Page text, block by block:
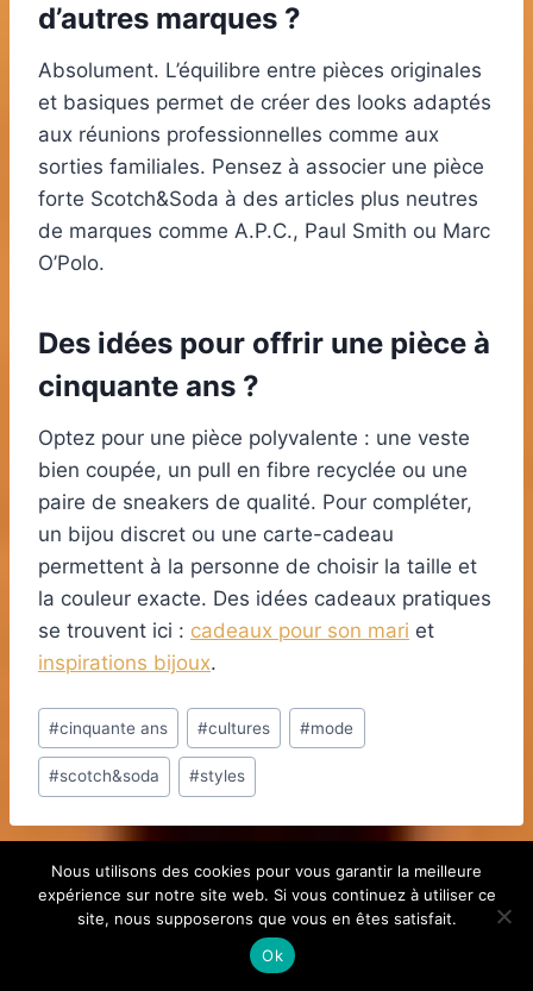
d’autres marques ?
Absolument. L’équilibre entre pièces originales
et basiques permet de créer des looks adaptés
aux réunions professionnelles comme aux
sorties familiales. Pensez à associer une pièce
forte Scotch&Soda à des articles plus neutres
de marques comme A.P.C., Paul Smith ou Marc
O’Polo.
Des idées pour offrir une pièce à
cinquante ans ?
Optez pour une pièce polyvalente : une veste
bien coupée, un pull en fibre recyclée ou une
paire de sneakers de qualité. Pour compléter,
un bijou discret ou une carte-cadeau
permettent à la personne de choisir la taille et
la couleur exacte. Des idées cadeaux pratiques
se trouvent ici : cadeaux pour son mari et
inspirations bijoux.
Étiquettes
de
la
#cinquante ans #cultures #mode
#scotch&soda #styles
Publications similaires
Nous utilisons des cookies pour vous garantir la meilleure
expérience sur notre site web. Si vous continuez à utiliser ce
site, nous supposerons que vous en êtes satisfait.
Ok